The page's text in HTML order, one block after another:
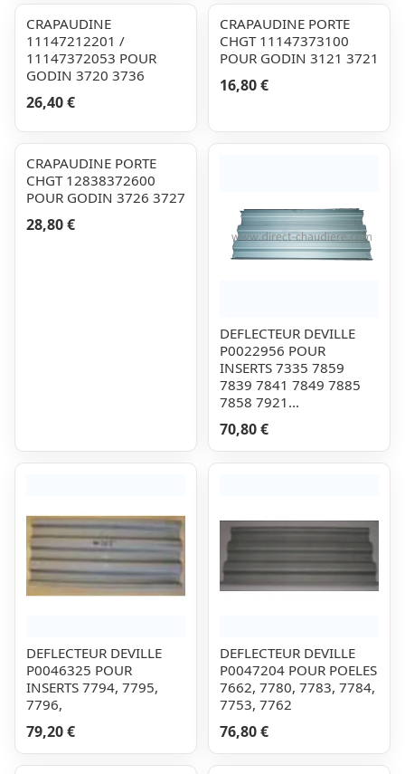
CRAPAUDINE
11147212201 /
11147372053 POUR
GODIN 3720 3736
26,40 €
CRAPAUDINE PORTE
CHGT 11147373100
POUR GODIN 3121 3721
16,80 €
CRAPAUDINE PORTE
CHGT 12838372600
POUR GODIN 3726 3727
28,80 €
DEFLECTEUR DEVILLE
P0022956 POUR
INSERTS 7335 7859
7839 7841 7849 7885
7858 7921...
70,80 €
DEFLECTEUR DEVILLE
P0046325 POUR
INSERTS 7794, 7795,
7796,
79,20 €
DEFLECTEUR DEVILLE
P0047204 POUR POELES
7662, 7780, 7783, 7784,
7753, 7762
76,80 €